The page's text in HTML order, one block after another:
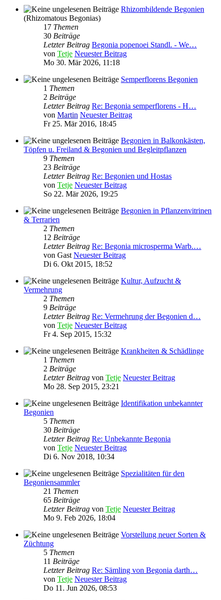
Rhizombildende Begonien
(Rhizomatous Begonias)
17 Themen
30 Beiträge
Letzter Beitrag Begonia popenoei Standl. - We…
von Tetje Neuester Beitrag
Mo 30. Mär 2026, 11:18
Semperflorens Begonien
1 Themen
2 Beiträge
Letzter Beitrag Re: Begonia semperflorens - H…
von Martin Neuester Beitrag
Fr 25. Mär 2016, 18:45
Begonien in Balkonkästen,
Töpfen u. Freiland & Begonien und Begleitpflanzen
9 Themen
23 Beiträge
Letzter Beitrag Re: Begonien und Hostas
von Tetje Neuester Beitrag
So 22. Mär 2026, 19:25
Begonien in Pflanzenvitrinen
& Terrarien
2 Themen
12 Beiträge
Letzter Beitrag Re: Begonia microsperma Warb.…
von Gast Neuester Beitrag
Di 6. Okt 2015, 18:52
Kultur, Aufzucht &
Vermehrung
2 Themen
9 Beiträge
Letzter Beitrag Re: Vermehrung der Begonien d…
von Tetje Neuester Beitrag
Fr 4. Sep 2015, 15:32
Krankheiten & Schädlinge
1 Themen
2 Beiträge
Letzter Beitrag von Tetje Neuester Beitrag
Mo 28. Sep 2015, 23:21
Identifikation unbekannter
Begonien
5 Themen
30 Beiträge
Letzter Beitrag Re: Unbekannte Begonia
von Tetje Neuester Beitrag
Di 6. Nov 2018, 10:34
Spezialitäten für den
Begoniensammler
21 Themen
65 Beiträge
Letzter Beitrag von Tetje Neuester Beitrag
Mo 9. Feb 2026, 18:04
Vorstellung neuer Sorten &
Züchtung
5 Themen
11 Beiträge
Letzter Beitrag Re: Sämling von Begonia darth…
von Tetje Neuester Beitrag
Do 11. Jun 2026, 08:53